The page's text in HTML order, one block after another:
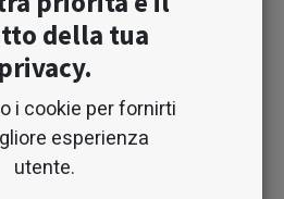
Accedi
APP:Federmobile
della tua
privacy.
i cookie per fornirti
esperienza
utente.